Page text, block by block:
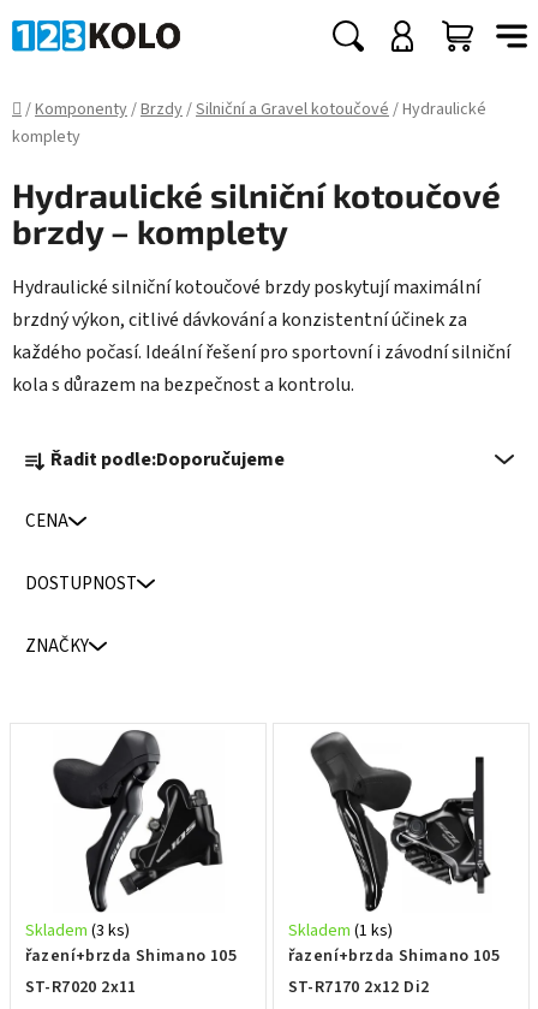
na
Hledat
KOŠÍK
Domů
/Komponenty/Brzdy/Silniční a Gravel kotoučové/Hydraulické
komplety
Hydraulické silniční kotoučové
brzdy – komplety
Hydraulické silniční kotoučové brzdy poskytují maximální
brzdný výkon, citlivé dávkování a konzistentní účinek za
každého počasí. Ideální řešení pro sportovní i závodní silniční
kola s důrazem na bezpečnost a kontrolu.
a
e
n
d
Řadit podle:Doporučujeme
CENA
DOSTUPNOST
ZNAČKY
o
d
řazení+brzda Shimano 105
ST-R7020 2x11
Skladem (3 ks)
řazení+brzda Shimano 105
ST-R7170 2x12 Di2
Skladem (1 ks)